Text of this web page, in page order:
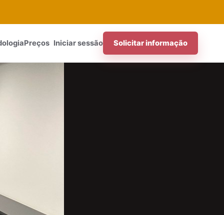
Preços Iniciar sessão Solicitar informação